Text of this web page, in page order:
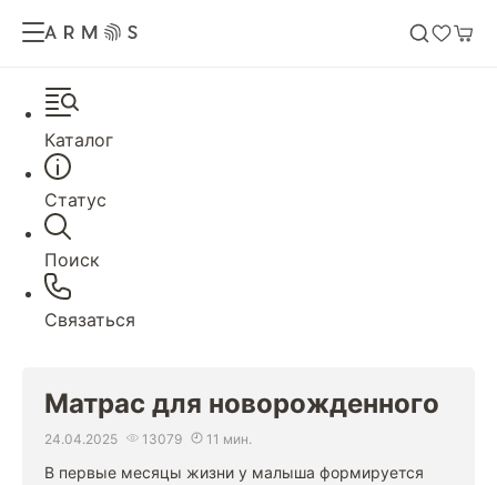
Каталог
Статус
Поиск
Связаться
Матрас для новорожденного
24.04.2025 13079 11 мин.
В первые месяцы жизни у малыша формируется